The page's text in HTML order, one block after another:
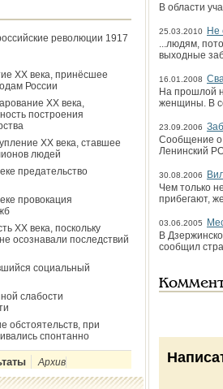
революции 1917
ХХ века, принёсшее
России
ХХ века,
построения
ХХ века, ставшее
людей
предательство
провокация
ХХ века, поскольку
осознавали последствий
социальный
слабости
обстоятельств, при
спонтанно
Архив
В области
25.03.2010
Не
...людям,
выходные
16.01.2008
На прошлой
женщины. В
23.09.2006
Сообщение о
Ленинский
30.08.2006
Чем только
прибегают,
03.06.2005
В
сообщил